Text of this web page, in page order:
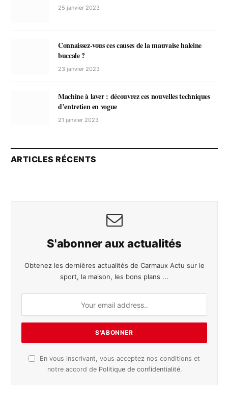
25 janvier 2023
Connaissez-vous ces causes de la mauvaise haleine
buccale ?
23 janvier 2023
Machine à laver : découvrez ces nouvelles techniques
d’entretien en vogue
21 janvier 2023
ARTICLES RÉCENTS
S'abonner aux actualités
Obtenez les dernières actualités de Carmaux Actu sur le
sport, la maison, les bons plans ...
En vous inscrivant, vous acceptez nos conditions et
notre accord de Politique de confidentialité.